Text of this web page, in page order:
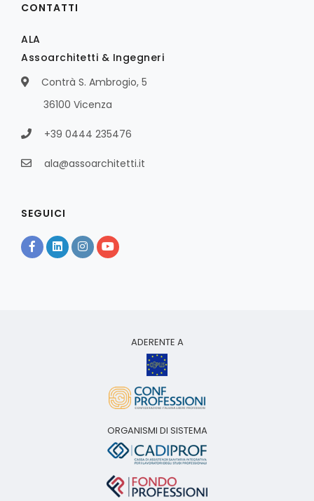
CONTATTI
ALA
Assoarchitetti & Ingegneri
Contrà S. Ambrogio, 5
36100 Vicenza
+39 0444 235476
ala@assoarchitetti.it
SEGUICI
ADERENTE A
ORGANISMI DI SISTEMA